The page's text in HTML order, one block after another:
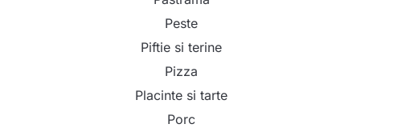
Peste
Piftie si terine
Pizza
Placinte si tarte
Porc